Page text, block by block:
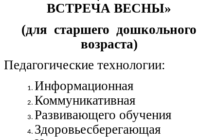
ВСТРЕЧА ВЕСНЫ»
(для старшего дошкольного
возраста)
Педагогические технологии:
Информационная
Коммуникативная
Развивающего обучения
Здоровьесберегающая